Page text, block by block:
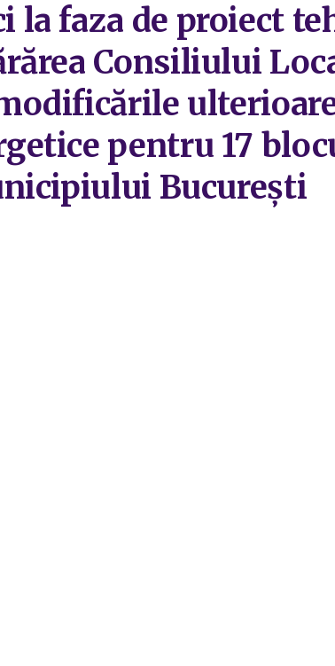
la faza de proiect
Consiliului
pentru 17
București